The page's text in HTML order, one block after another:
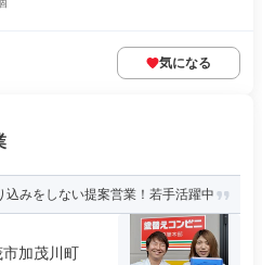
気になる
みをしない提案営業！若手活躍中
加茂川町